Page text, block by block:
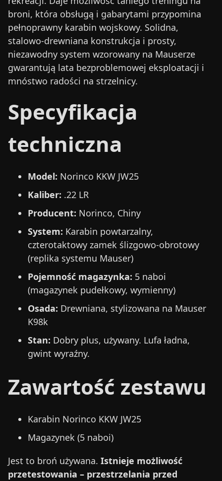
broni, która obsługą i gabarytami przypomina
pełnoprawny karabin wojskowy. Solidna,
stalowo-drewniana konstrukcja i prosty,
niezawodny system wzorowany na Mauserze
gwarantują lata bezproblemowej eksploatacji i
mnóstwo radości na strzelnicy.
Specyfikacja
techniczna
Model: Norinco KKW JW25
Kaliber: .22 LR
Producent: Norinco, Chiny
System: Karabin powtarzalny,
czterotaktowy zamek ślizgowo-obrotowy
(replika systemu Mauser)
Pojemność magazynka: 5 naboi
(magazynek pudełkowy, wymienny)
Osada: Drewniana, stylizowana na Mauser
K98k
Stan: Dobry plus, używany. Lufa ładna,
gwint wyraźny.
Zawartość zestawu
Karabin Norinco KKW JW25
Magazynek (5 naboi)
Jest to broń używana. Istnieje możliwość
przetestowania – przestrzelania przed